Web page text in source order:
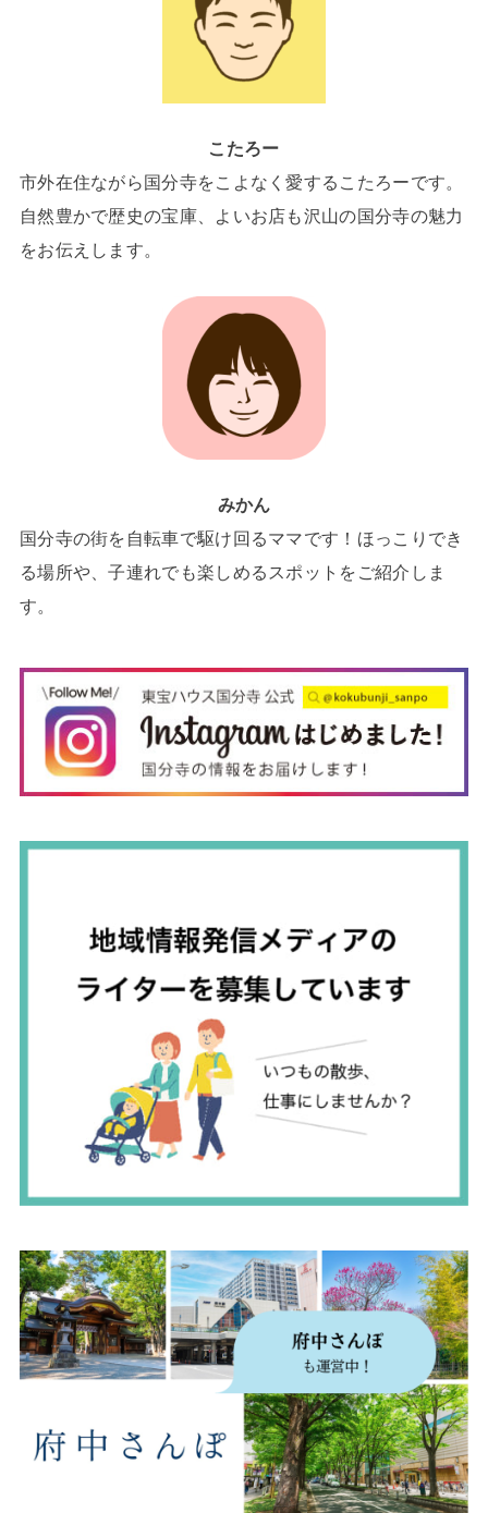
こたろー
市外在住ながら国分寺をこよなく愛するこたろーです。
自然豊かで歴史の宝庫、よいお店も沢山の国分寺の魅力
をお伝えします。
みかん
国分寺の街を自転車で駆け回るママです！ほっこりでき
る場所や、子連れでも楽しめるスポットをご紹介しま
す。